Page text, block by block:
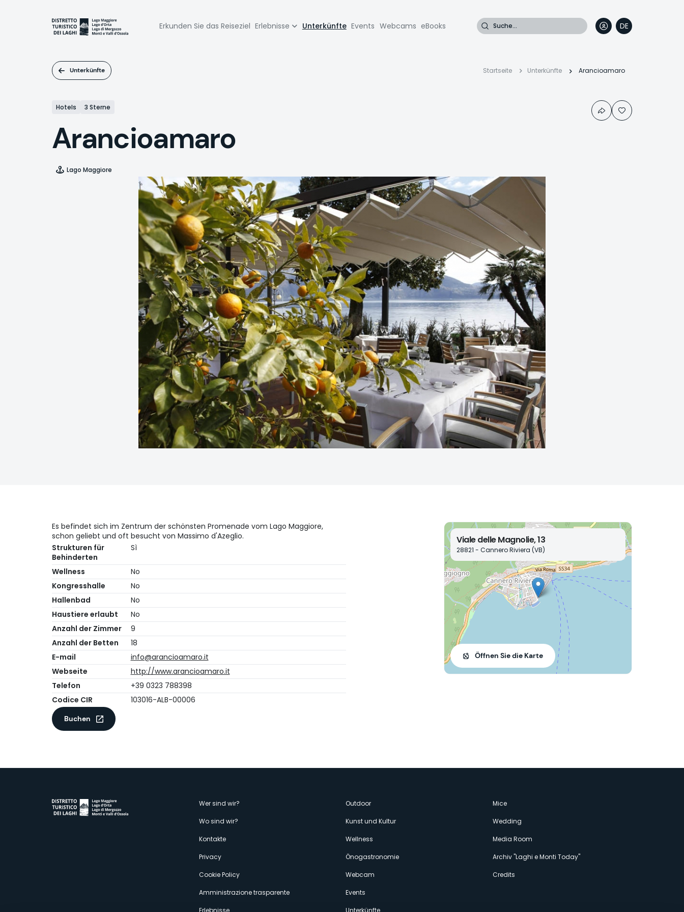
Navigazione
Erkunden Sie das Reiseziel Erlebnisse Unterkünfte Events Webcams eBooks Suche
DE
IT
EN
FR
Unterkünfte Pfadnavigation
Startseite Unterkünfte Arancioamaro
Hotels 3 Sterne
Arancioamaro
Lago Maggiore
Es befindet sich im Zentrum der schönsten Promenade vom Lago Maggiore,
schon geliebt und oft besucht von Massimo d'Azeglio.
Strukturen für
Behinderten
Sì
Wellness
No
Kongresshalle
No
Hallenbad
No
Haustiere erlaubt
No
Anzahl der Zimmer
9
Anzahl der Betten
18
E-mail
info@arancioamaro.it
Webseite
http://www.arancioamaro.it
Telefon
+39 0323 788398
Codice CIR
103016-ALB-00006
Buchen
Viale delle Magnolie, 13
28821 - Cannero Riviera (VB)
Öffnen Sie die Karte
Menù
secondario
Wer sind wir?
Wo sind wir?
Kontakte
Privacy
Cookie Policy
Amministrazione trasparente
Erlebnisse
Outdoor
Kunst und Kultur
Wellness
Önogastronomie
Webcam
Events
Unterkünfte
Mice
Wedding
Media Room
Archiv "Laghi e Monti Today"
Credits